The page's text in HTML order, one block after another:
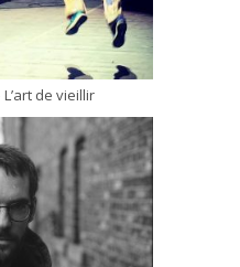
L’art de vieillir